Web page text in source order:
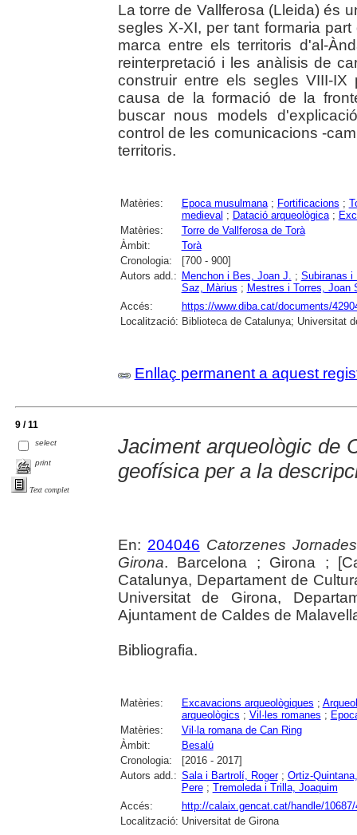
La torre de Vallferosa (Lleida) és
segles X-XI, per tant formaria
marca entre els territoris d'al-
reinterpretació i les anàlisis de
construir entre els segles VIII-
causa de la formació de la
buscar nous models
control de les comunicacions -
territoris.
Matèries: Epoca musulmana; Fortificacions ;
medieval ; Datació arqueològica;
Matèries:
Torre de Vallferosa de Torà
Àmbit:
Torà
Cronologia:
[700 - 900]
Autors add.: Menchon i Bes, Joan J. ; Subiranas i
Saz, Màrius ; Mestres i Torres, Joan
Accés:
https://www.diba.cat/documents/
Localització: Biblioteca de Catalunya; Universitat
Enllaç permanent a aquest
9 / 11
select
print
Text complet
Jaciment arqueològic de
geofísica per a la
En: 204046 Catorzenes
Girona. Barcelona ; Girona ;
Catalunya, Departament de
Universitat de Girona,
Ajuntament de Caldes de
Bibliografia.
Matèries: Excavacions arqueològiques ;
arqueològics ; Vil·les romanes ;
Matèries:
Vil·la romana de Can Ring
Àmbit:
Besalú
Cronologia:
[2016 - 2017]
Autors add.: Sala i Bartrolí, Roger; Ortiz-
Pere; Tremoleda i Trilla, Joaquim
Accés:
http://calaix.gencat.cat/handle/10687/
Localització: Universitat de Girona